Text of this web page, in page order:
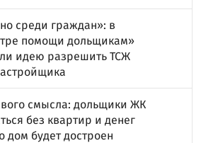
среди граждан»: в
помощи дольщикам»
идею разрешить ТСЖ
смысла: дольщики ЖК
без квартир и денег
дом будет достроен